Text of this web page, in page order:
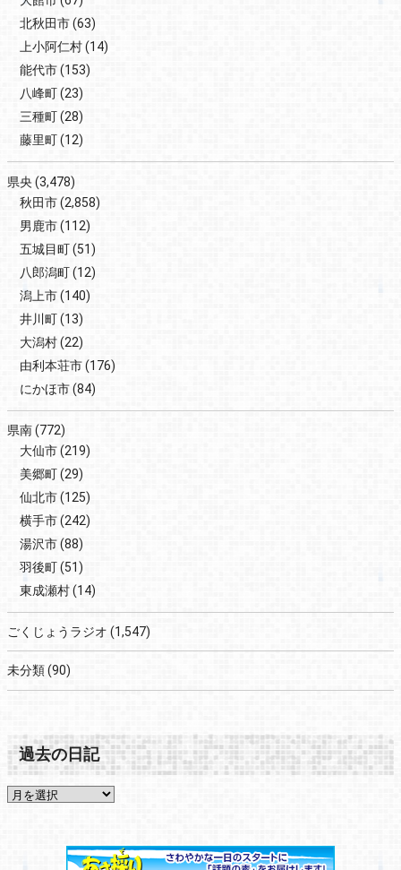
北秋田市(63)
上小阿仁村(14)
能代市(153)
八峰町(23)
三種町(28)
藤里町(12)
県央 (3,478)
秋田市(2,858)
男鹿市(112)
五城目町(51)
八郎潟町(12)
潟上市(140)
井川町(13)
大潟村(22)
由利本荘市(176)
にかほ市(84)
県南(772)
大仙市(219)
美郷町(29)
仙北市(125)
横手市(242)
湯沢市(88)
羽後町(51)
東成瀬村(14)
ごくじょうラジオ (1,547)
未分類(90)
過去の日記